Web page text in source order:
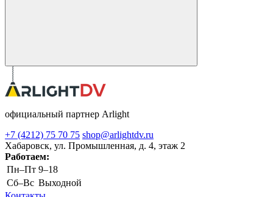
официальный партнер Arlight
+7 (4212) 75 70 75 shop@arlightdv.ru
Хабаровск, ул. Промышленная, д. 4, этаж 2
Работаем:
Пн–Пт 9–18
Cб–Вс Выходной